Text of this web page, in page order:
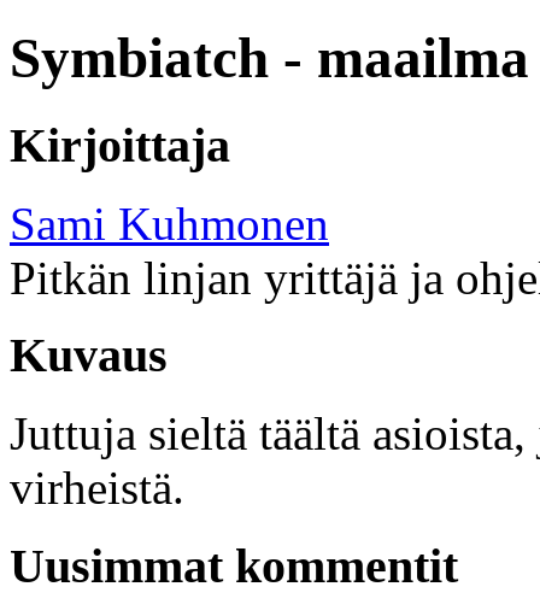
Symbiatch -
Kirjoittaja
Sami Kuhmonen
Pitkän linjan yrittäjä ja
Kuvaus
Juttuja sieltä täältä
virheistä.
Uusimmat kommentit